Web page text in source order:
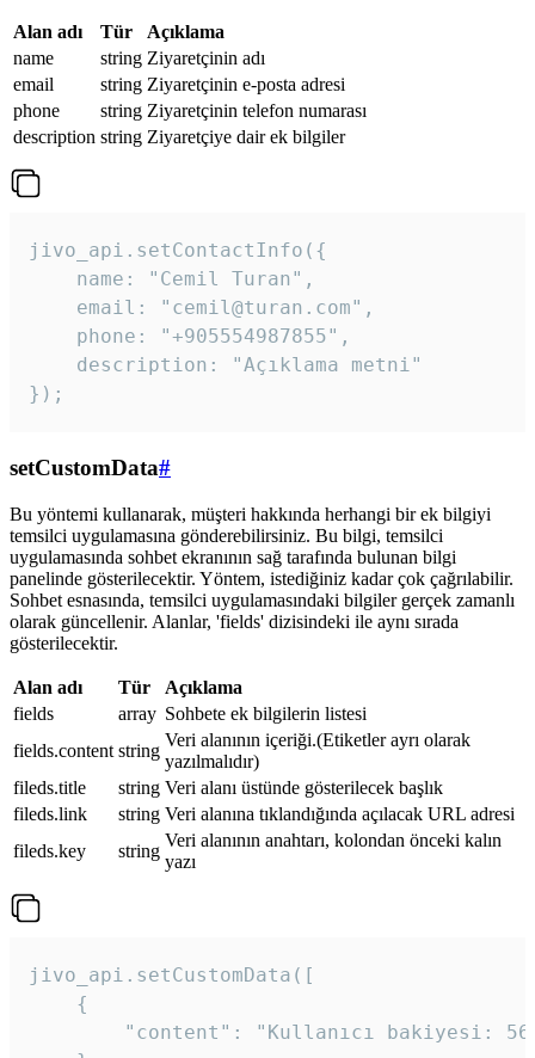
Alan adı Tür
Açıklama
name
string Ziyaretçinin adı
email
string Ziyaretçinin e-posta adresi
phone
string Ziyaretçinin telefon numarası
description string Ziyaretçiye dair ek bilgiler
jivo_api.setContactInfo({
    name: "Cemil Turan",
    email: "cemil@turan.com",
    phone: "+905554987855",
    description: "Açıklama metni"
});
setCustomData#
Bu yöntemi kullanarak, müşteri hakkında herhangi bir ek bilgiyi
temsilci uygulamasına gönderebilirsiniz. Bu bilgi, temsilci
uygulamasında sohbet ekranının sağ tarafında bulunan bilgi
panelinde gösterilecektir. Yöntem, istediğiniz kadar çok çağrılabilir.
Sohbet esnasında, temsilci uygulamasındaki bilgiler gerçek zamanlı
olarak güncellenir. Alanlar, 'fields' dizisindeki ile aynı sırada
gösterilecektir.
Alan adı Tür
Açıklama
fields
array Sohbete ek bilgilerin listesi
fields.content string
Veri alanının içeriği.(Etiketler ayrı olarak
yazılmalıdır)
fileds.title
string Veri alanı üstünde gösterilecek başlık
fileds.link
string Veri alanına tıklandığında açılacak URL adresi
fileds.key
string
Veri alanının anahtarı, kolondan önceki kalın
yazı
jivo_api.setCustomData([
    {
"content": "Kullanıcı bakiyesi: